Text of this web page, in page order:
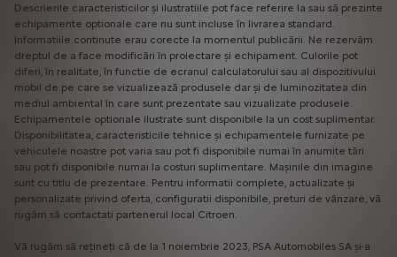
Descrierile caracteristicilor și ilustratiile pot face referire la sau să prezinte
echipamente optionale care nu sunt incluse în livrarea standard.
Informatiile continute erau corecte la momentul publicării. Ne rezervăm
dreptul de a face modificări în proiectare și echipament. Culorile pot
diferi, în realitate, în functie de ecranul calculatorului sau al dispozitivului
mobil de pe care se vizualizează produsele dar și de luminozitatea din
mediul ambiental în care sunt prezentate sau vizualizate produsele.
Echipamentele optionale ilustrate sunt disponibile la un cost suplimentar.
Disponibilitatea, caracteristicile tehnice și echipamentele furnizate pe
vehiculele noastre pot varia sau pot fi disponibile numai în anumite tări
sau pot fi disponibile numai la costuri suplimentare. Mașinile din imagine
sunt cu titlu de prezentare. Pentru informatii complete, actualizate și
personalizate privind oferta, configuratii disponibile, preturi de vânzare, vă
rugăm să contactati partenerul local Citroen.
Vă rugăm să rețineți că de la 1 noiembrie 2023, PSA Automobiles SA și-a